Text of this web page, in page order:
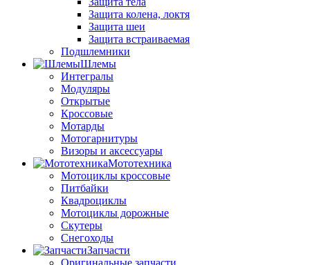
Защита колена, локтя
Защита шеи
Защита встраиваемая
Подшлемники
Шлемы
Интегралы
Модуляры
Открытые
Кроссовые
Мотарды
Мотогарнитуры
Визоры и аксессуары
Мототехника
Мотоциклы кроссовые
Питбайки
Квадроциклы
Мотоциклы дорожные
Скутеры
Снегоходы
Запчасти